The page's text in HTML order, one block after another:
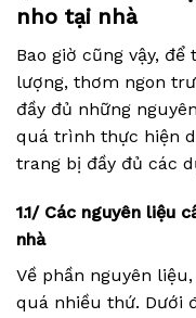
nho tại nhà
Bao giờ cũng vậy,
lượng, thơm ngon
đầy đủ những
quá trình thực hiện
trang bị đầy đủ các
1.1/ Các nguyên liệu
nhà
Về phần nguyên
quá nhiều thứ. Dưới